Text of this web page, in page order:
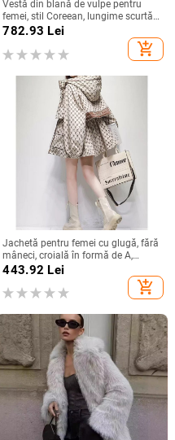
Vestă din blană de vulpe pentru
femei, stil Coreean, lungime scurtă,
decolteu în V, fără mâneci, cu
782.93 Lei
add_shopping_cart
Jachetă pentru femei cu glugă, fără
mâneci, croială în formă de A,
poliester (50–70%), Primăvara
443.92 Lei
add_shopping_cart